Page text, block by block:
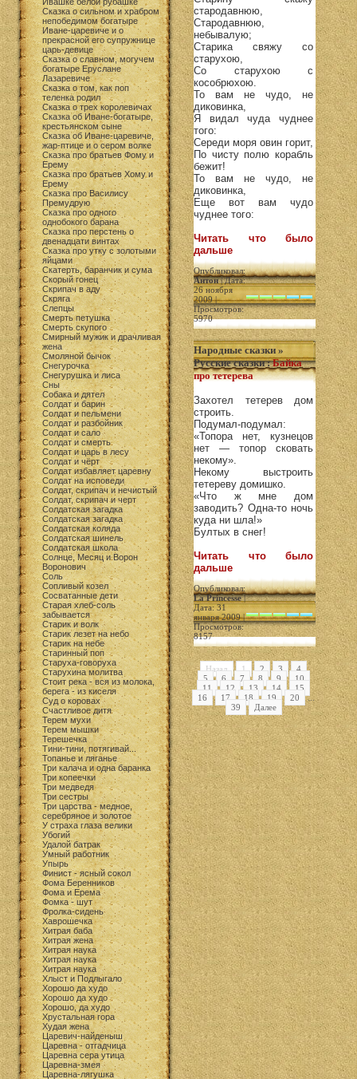
Сказка о сильном и храбром
непобедимом богатыре
Иване-царевиче и о
прекрасной его супружнице
царь-девице
Сказка о славном, могучем
богатыре Еруслане
Лазаревиче
Сказка о том, как поп
теленка родил
Сказка о трех королевичах
Сказка об Иване-богатыре,
крестьянском сыне
Сказка об Иване-царевиче,
жар-птице и о сером волкe
Сказка про братьев Фому и
Ерему
Сказка про братьев Хому и
Ерему
Сказка про Василису
Премудрую
Сказка про одного
однобокого барана
Сказка про перстень о
двенадцати винтах
Сказка про утку с золотыми
яйцами
Скатерть, баранчик и сума
Скорый гонец
Скрипач в аду
Скряга
Слепцы
Смерть петушка
Смерть скупого
Смирный мужик и драчливая
жена
Смоляной бычок
Снегурочка
Снегурушка и лиса
Сны
Собака и дятел
Солдат и барин
Солдат и пельмени
Солдат и разбойник
Солдат и сало
Солдат и смерть
Солдат и царь в лесу
Солдат и чёрт
Солдат избавляет царевну
Солдат на исповеди
Солдат, скрипач и нечистый
Солдат, скрипач и черт
Солдатская загадка
Солдатская загадка
Солдатская коляда
Солдатская шинель
Солдатская школа
Солнце, Месяц и Ворон
Воронович
Соль
Сопливый козел
Сосватанные дети
Старая хлеб-соль
забывается
Старик и волк
Старик лезет на небо
Старик на небе
Старинный поп
Старуха-говоруха
Старухина молитва
Стоит река - вся из молока,
берега - из киселя
Суд о коровах
Счастливое дитя
Терем мухи
Терем мышки
Терешечка
Тини-тини, потягивай...
Топанье и ляганье
Три калача и одна баранка
Три копеечки
Три медведя
Три сестры
Три царства - медное,
серебряное и золотое
У страха глаза велики
Убогий
Удалой батрак
Умный работник
Упырь
Финист - ясный сокол
Фома Беренников
Фома и Ерема
Фомка - шут
Фролка-сидень
Хаврошечка
Хитрая баба
Хитрая жена
Хитрая наука
Хитрая наука
Хитрая наука
Хлыст и Подлыгало
Хорошо да худо
Хорошо да худо
Хорошо, да худо
Хрустальная гора
Худая жена
Царевич-найденыш
Царевна - отгадчица
Царевна сера утица
Царевна-змея
Царевна-лягушка
стародавнюю,
Стародавнюю,
небывалую;
Старика свяжу со
старухою,
Со старухою с
кособрюхою.
То вам не чудо, не
диковинка,
Я видал чуда чуднее
того:
Середи моря овин горит,
По чисту полю корабль
бежит!
То вам не чудо, не
диковинка,
Еще вот вам чудо
чуднее того:
Читать что было
дальше
Опубликовал:
Антон| Дата:
26 ноября
2009 |
Просмотров:
5970
Народные сказки »
Русские сказки:Байка
про тетерева
Захотел тетерев дом
строить.
Подумал-подумал:
«Топора нет, кузнецов
нет — топор сковать
некому».
Некому выстроить
тетереву домишко.
«Что ж мне дом
заводить? Одна-то ночь
куда ни шла!»
Бултых в снег!
Читать что было
дальше
Опубликовал:
La Princesse|
Дата: 31
января 2009 |
Просмотров:
8157
Назад 1 2 3
4
5
6 7 8 9
10
11
12 13 14
15
16
17 18 19 20
...
39
Далее